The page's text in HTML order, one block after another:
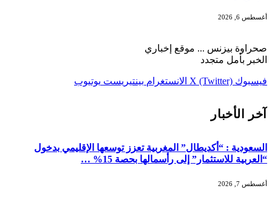
أغسطس 6, 2026
صحراوة بيزنس ... موقع إخباري
الخبر بأمل متجدد
فيسبوك X (Twitter) الانستغرام بينتيريست يوتيوب
آخر الأخبار
السعودية : “أكديطال” المغربية تعزز توسعها الإقليمي بدخول
“العربية للاستثمار” إلى رأسمالها بحصة 15% …
أغسطس 7, 2026